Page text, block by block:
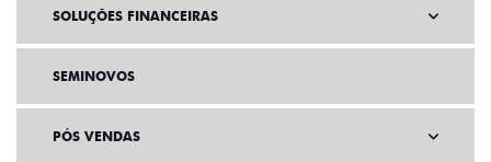
SOLUÇÕES FINANCEIRAS
SEMINOVOS
PÓS VENDAS